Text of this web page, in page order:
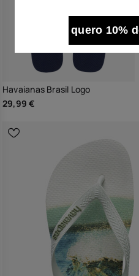
Havaianas Brasil Logo
29,99 €
quero 10%